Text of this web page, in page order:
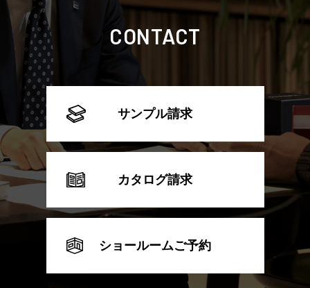
CONTACT
サンプル請求
カタログ請求
ショールームご予約